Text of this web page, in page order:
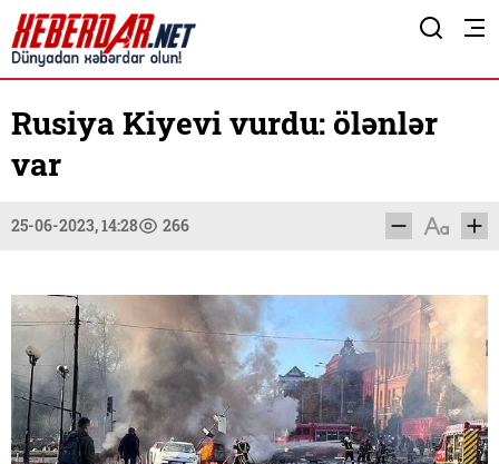
Rusiya Kiyevi vurdu: ölənlər
var
25-06-2023, 14:28 266